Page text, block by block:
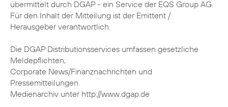
übermittelt durch DGAP - ein Service der EQS Group AG.
Für den Inhalt der Mitteilung ist der Emittent /
Herausgeber verantwortlich.
Die DGAP Distributionsservices umfassen gesetzliche
Meldepflichten,
Corporate News/Finanznachrichten und
Pressemitteilungen.
Medienarchiv unter http://www.dgap.de